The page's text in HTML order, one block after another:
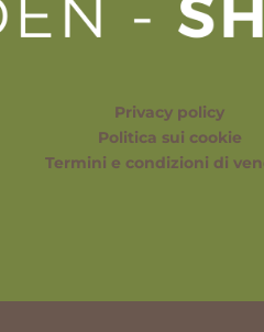
Privacy policy
Politica sui cookie
Termini e condizioni di